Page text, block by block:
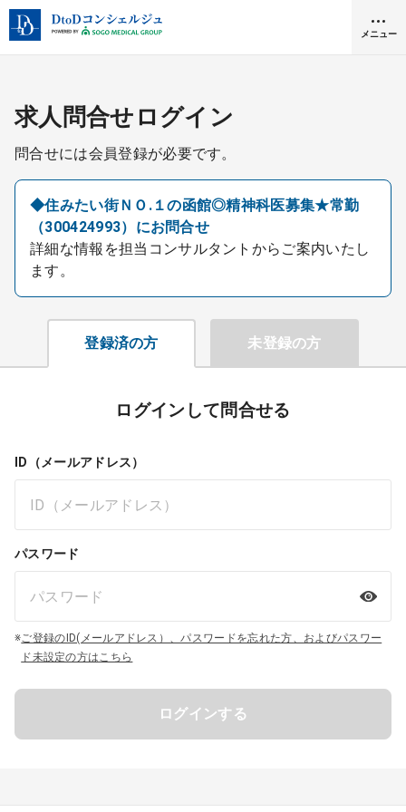
メニュー
クリニック開業
DtoDとは
お問合せ
医院の譲渡・売却をお考えの方
採用をお考えの医療機関の方
求人問合せログイン
問合せには会員登録が必要です。
◆住みたい街ＮＯ.１の函館◎精神科医募集★常勤
（300424993）にお問合せ
詳細な情報を担当コンサルタントからご案内いたし
ます。
登録済の方 未登録の方
ログインして問合せる
ID（メールアドレス）
パスワード
※ご登録のID(メールアドレス）、パスワードを忘れた方、およびパスワー
ド未設定の方はこちら
ログインする